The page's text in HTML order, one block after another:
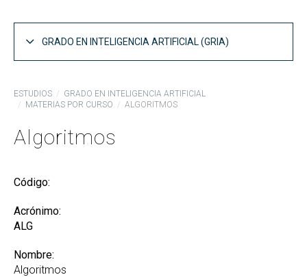
GRADO EN INTELIGENCIA ARTIFICIAL (GRIA)
Asignaturas por curso GRIA
Competencias y objetivos GRIA
Informes de coordinación GRIA
Memoria del Título GRIA
Reconocimiento de Créditos y Adaptaciones
ESTUDIOS
GRADO EN INTELIGENCIA ARTIFICIAL
MATERIAS POR CURSO
ALGORITMOS
Algoritmos
Código:
Acrónimo:
ALG
Nombre:
Algoritmos